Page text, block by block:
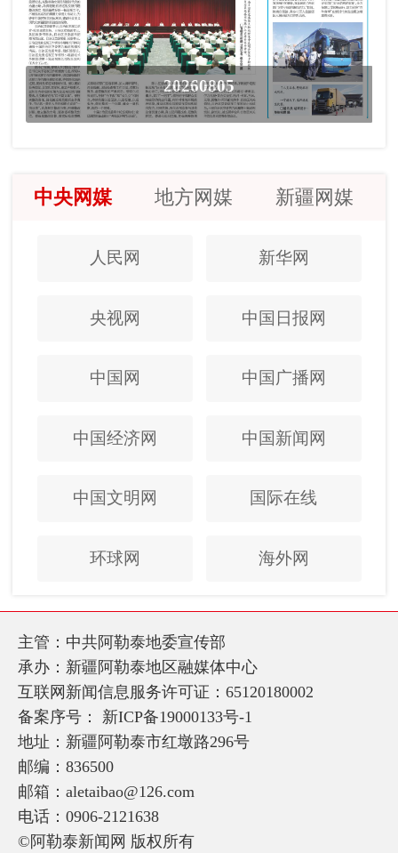
20260805
中央网媒 地方网媒 新疆网媒
人民网 新华网
央视网 中国日报网
中国网 中国广播网
中国经济网 中国新闻网
中国文明网 国际在线
环球网 海外网
主管：中共阿勒泰地委宣传部
承办：新疆阿勒泰地区融媒体中心
互联网新闻信息服务许可证：65120180002
备案序号： 新ICP备19000133号-1
地址：新疆阿勒泰市红墩路296号
邮编：836500
邮箱：aletaibao@126.com
电话：0906-2121638
©阿勒泰新闻网 版权所有